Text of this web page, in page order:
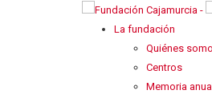
La fundación
Quiénes
Centros
Memoria